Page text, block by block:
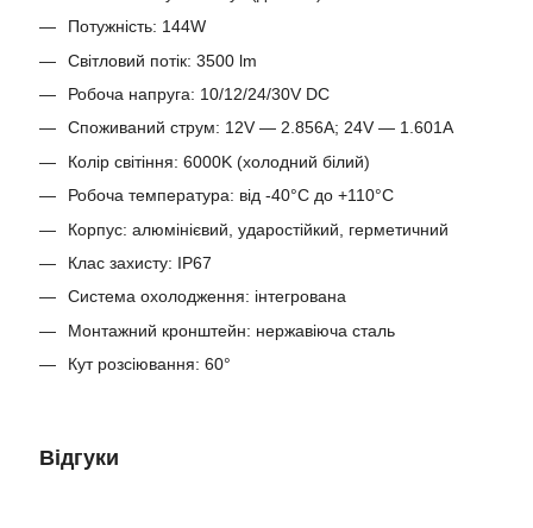
Потужність: 144W
Світловий потік: 3500 lm
Робоча напруга: 10/12/24/30V DC
Споживаний струм: 12V — 2.856A; 24V — 1.601A
Колір світіння: 6000K (холодний білий)
Робоча температура: від -40°C до +110°C
Корпус: алюмінієвий, ударостійкий, герметичний
Клас захисту: IP67
Система охолодження: інтегрована
Монтажний кронштейн: нержавіюча сталь
Кут розсіювання: 60°
Відгуки